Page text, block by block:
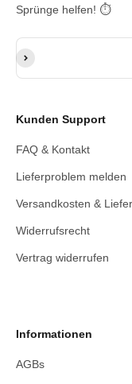
Sprünge helfen! ⏱️
E-Mail-Adresse
Abonnieren
Kunden Support
FAQ & Kontakt
Lieferproblem melden
Versandkosten &
Widerrufsrecht
Vertrag widerrufen
Informationen
AGBs